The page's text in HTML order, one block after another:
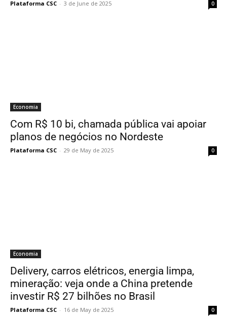
Plataforma CSC - 3 de June de 2025 0
Economia
Com R$ 10 bi, chamada pública vai apoiar
planos de negócios no Nordeste
Plataforma CSC - 29 de May de 2025 0
Economia
Delivery, carros elétricos, energia limpa,
mineração: veja onde a China pretende
investir R$ 27 bilhões no Brasil
Plataforma CSC - 16 de May de 2025 0